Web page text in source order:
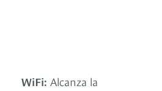
WiFi: Alcanza la